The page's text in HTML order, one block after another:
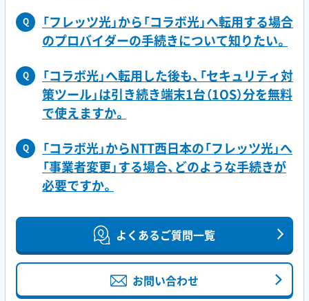
Q
「フレッツ光」から「コラボ光」へ転用する場合
のプロバイダーの手続きについて知りたい。
Q
「コラボ光」へ転用した後も、「セキュリティ対
策ツール」は引き続き端末1台（1OS）分を無料
で使えますか。
Q
「コラボ光」からNTT西日本の「フレッツ光」へ
「事業者変更」する場合、どのような手続きが
必要ですか。
よくあるご質問一覧
お問い合わせ